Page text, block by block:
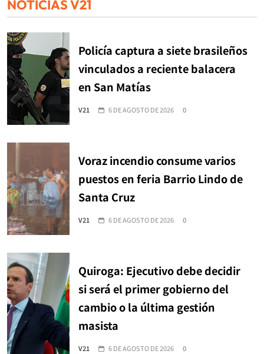
NOTICIAS V21
Policía captura a siete brasileños
vinculados a reciente balacera
en San Matías
V21 6 DE AGOSTO DE 2026 0
Voraz incendio consume varios
puestos en feria Barrio Lindo de
Santa Cruz
V21 6 DE AGOSTO DE 2026 0
Quiroga: Ejecutivo debe decidir
si será el primer gobierno del
cambio o la última gestión
masista
V21 6 DE AGOSTO DE 2026 0